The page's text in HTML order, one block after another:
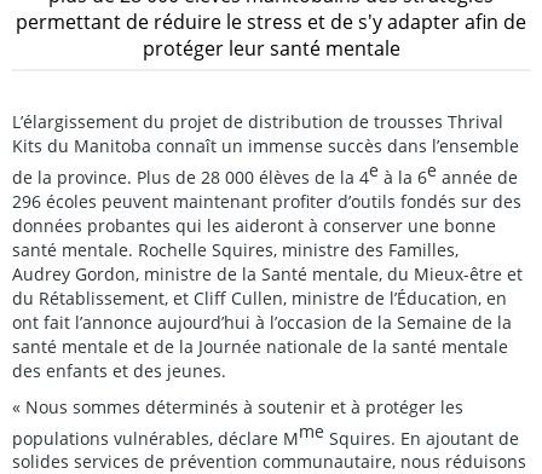
permettant de réduire le stress et de s'y adapter afin de
protéger leur santé mentale
L’élargissement du projet de distribution de trousses Thrival
Kits du Manitoba connaît un immense succès dans l’ensemble
de la province. Plus de 28 000 élèves de la 4e à la 6e année de
296 écoles peuvent maintenant profiter d’outils fondés sur des
données probantes qui les aideront à conserver une bonne
santé mentale. Rochelle Squires, ministre des Familles,
Audrey Gordon, ministre de la Santé mentale, du Mieux-être et
du Rétablissement, et Cliff Cullen, ministre de l’Éducation, en
ont fait l’annonce aujourd’hui à l’occasion de la Semaine de la
santé mentale et de la Journée nationale de la santé mentale
des enfants et des jeunes.
« Nous sommes déterminés à soutenir et à protéger les
populations vulnérables, déclare Mme Squires. En ajoutant de
solides services de prévention communautaire, nous réduisons